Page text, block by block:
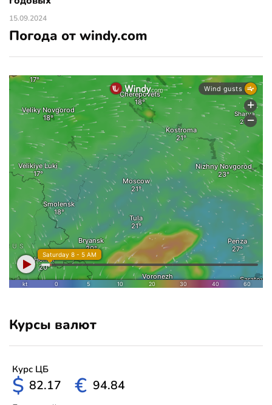
15.09.2024
Погода от windy.com
Курсы валют
Курс ЦБ
$ 82.17 € 94.84